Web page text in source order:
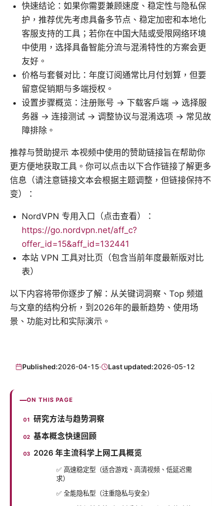
快速结论：如果你需要兼顾速度、稳定性与隐私保
护，推荐优先考虑具备多节点、稳定加密和本地化
客服支持的工具；若你在中国大陆或受限网络环境
中使用，选择具备智能分流与混淆特性的方案会更
友好。
价格与套餐对比：年度订阅通常比月付划算，但要
留意促销期与多端授权。
设置步骤概览：注册账号 → 下载客户端 → 选择服
务器 → 连接测试 → 调整协议与混淆选项 → 常见故
障排除。
推荐与赞助提示 本视频中使用的赞助链接旨在帮助你
更方便地获取工具。你可以点击以下合作链接了解更多
信息（请注意链接文本会根据主题调整，但链接保持不
变）：
NordVPN 专用入口（点击查看）：
https://go.nordvpn.net/aff_c?
offer_id=15&aff_id=132441
本站 VPN 工具对比页（包含当前年度最新版对比
表）
以下内容将带你逐步了解：从关键词洞察、Top 频道
与文章的结构分析，到2026年的最新趋势、使用场
景、功能对比和实际演示。
Published:2026-04-15· Last updated:2026-05-12
ON THIS PAGE
研究方法与趋势洞察
基本概念快速回顾
2026 年主流科学上网工具概览
✅ 高速稳定型（适合游戏、高清视频、低延迟需
求）
✅ 全能隐私型（注重隐私与安全）